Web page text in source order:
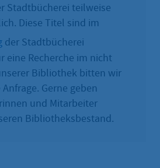
Stadtbücherei teilweise
Diese Titel sind im
der Stadtbücherei
eine Recherche im nicht
Bibliothek bitten wir
Gerne geben
und Mitarbeiter
Bibliotheksbestand.